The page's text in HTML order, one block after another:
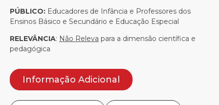
PÚBLICO: Educadores de Infância e Professores dos
Ensinos Básico e Secundário e Educação Especial
RELEVÂNCIA: Não Releva para a dimensão científica e
pedagógica
Informação Adicional